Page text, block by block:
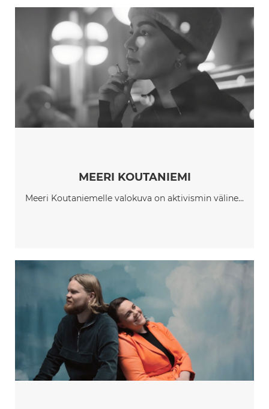
MEERI KOUTANIEMI
Meeri Koutaniemelle valokuva on aktivismin väline...